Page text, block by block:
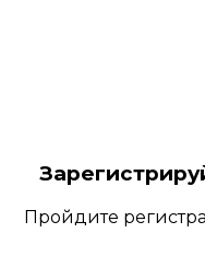
Пройдите